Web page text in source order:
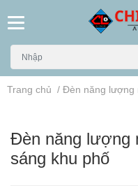
Trang chủ / Đèn năng lượng
Đèn năng lượng
sáng khu phố